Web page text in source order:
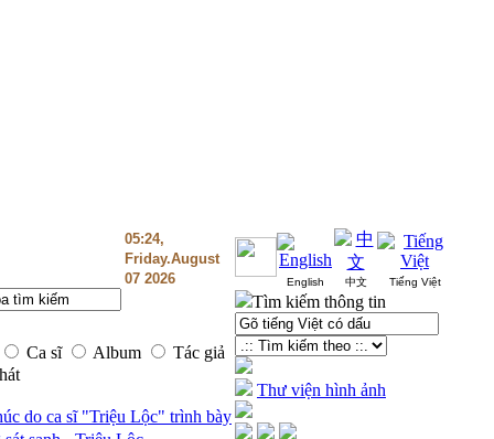
05:24,
Friday.August
07 2026
Ca sĩ Album
Tác giả
do ca sĩ "Triệu Lộc" trình bày
English 中文 Tiếng Việt
Tìm kiếm thông tin
Thư viện hình ảnh